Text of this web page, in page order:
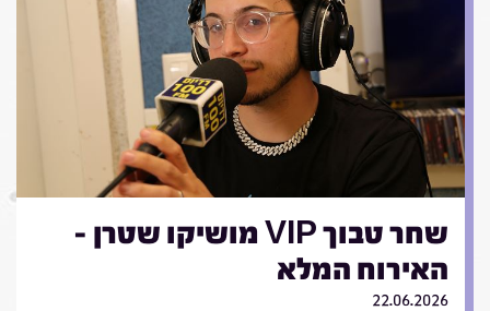
שחר טבוך VIP מושיקו שטרן -
האירוח המלא
22.06.2026